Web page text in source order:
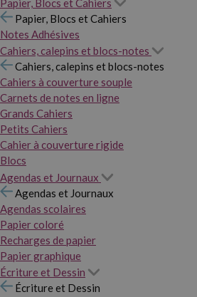
Papier, Blocs et Cahiers
Papier, Blocs et Cahiers
Notes Adhésives
Cahiers, calepins et blocs-notes
Cahiers, calepins et blocs-notes
Cahiers à couverture souple
Carnets de notes en ligne
Grands Cahiers
Petits Cahiers
Cahier à couverture rigide
Blocs
Agendas et Journaux
Agendas et Journaux
Agendas scolaires
Papier coloré
Recharges de papier
Papier graphique
Écriture et Dessin
Écriture et Dessin